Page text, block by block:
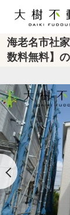
海老名市社
数料無料】